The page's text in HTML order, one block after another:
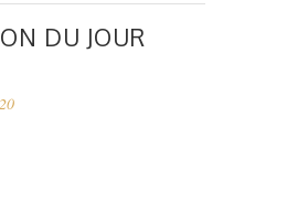
DU JOUR